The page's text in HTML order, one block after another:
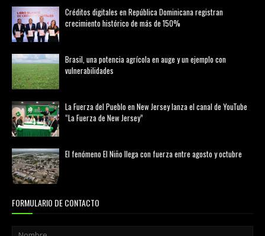
Créditos digitales en República Dominicana registran
crecimiento histórico de más de 150%
Brasil, una potencia agrícola en auge y un ejemplo con
vulnerabilidades
La Fuerza del Pueblo en New Jersey lanza el canal de YouTube
“La Fuerza de New Jersey”
El fenómeno El Niño llega con fuerza entre agosto y octubre
FORMULARIO DE CONTACTO